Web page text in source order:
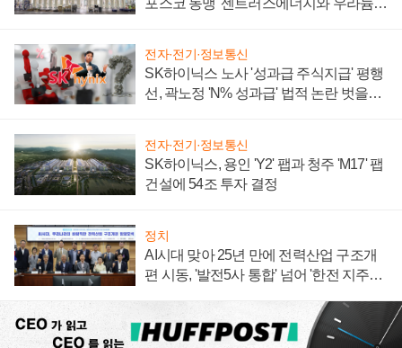
전자·전기·정보통신
SK하이닉스 노사 '성과급 주식지급' 평행
선, 곽노정 'N% 성과급' 법적 논란 벗을지
전자·전기·정보통신
SK하이닉스, 용인 'Y2' 팹과 청주 'M17' 팹
건설에 54조 투자 결정
정치
AI시대 맞아 25년 만에 전력산업 구조개
편 시동, '발전5사 통합' 넘어 '한전 지주사'